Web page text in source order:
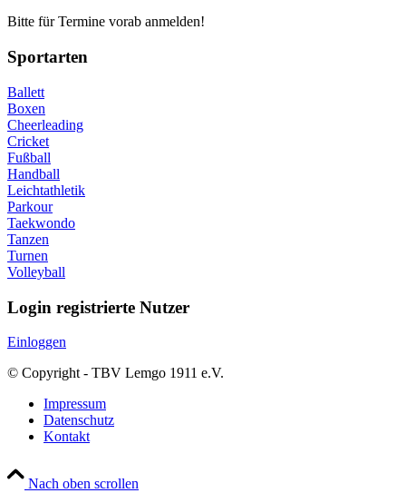
Bitte für Termine vorab anmelden!
Sportarten
Ballett
Boxen
Cheerleading
Cricket
Fußball
Handball
Leichtathletik
Parkour
Taekwondo
Tanzen
Turnen
Volleyball
Login registrierte Nutzer
Einloggen
© Copyright - TBV Lemgo 1911 e.V.
Impressum
Datenschutz
Kontakt
Nach oben scrollen